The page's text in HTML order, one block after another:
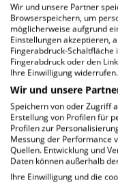
Wie lautet die
Milbertshofener
80807 München
Wie ist die
Wir und unsere Partner
Browserspeichern, um
möglicherweise aufgrund
Einstellungen akzeptieren,
Fingerabdruck-
Fingerabdruck oder den
Ihre Einwilligung
Wir und unsere
Speichern von oder Zugriff
Erstellung von Profilen für
Profilen zur
Messung der Performance
Quellen. Entwicklung und
Daten können außerhalb
Ihre Einwilligung und die